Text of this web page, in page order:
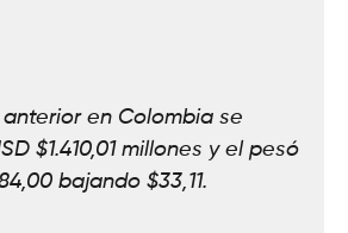
en Colombia se
$1.410,01 millones y el pesó
bajando $33,11.